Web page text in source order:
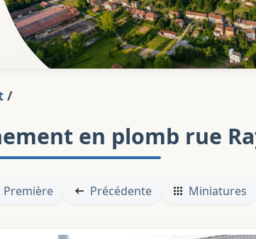
/
en plomb rue
Première Précédente Miniatures